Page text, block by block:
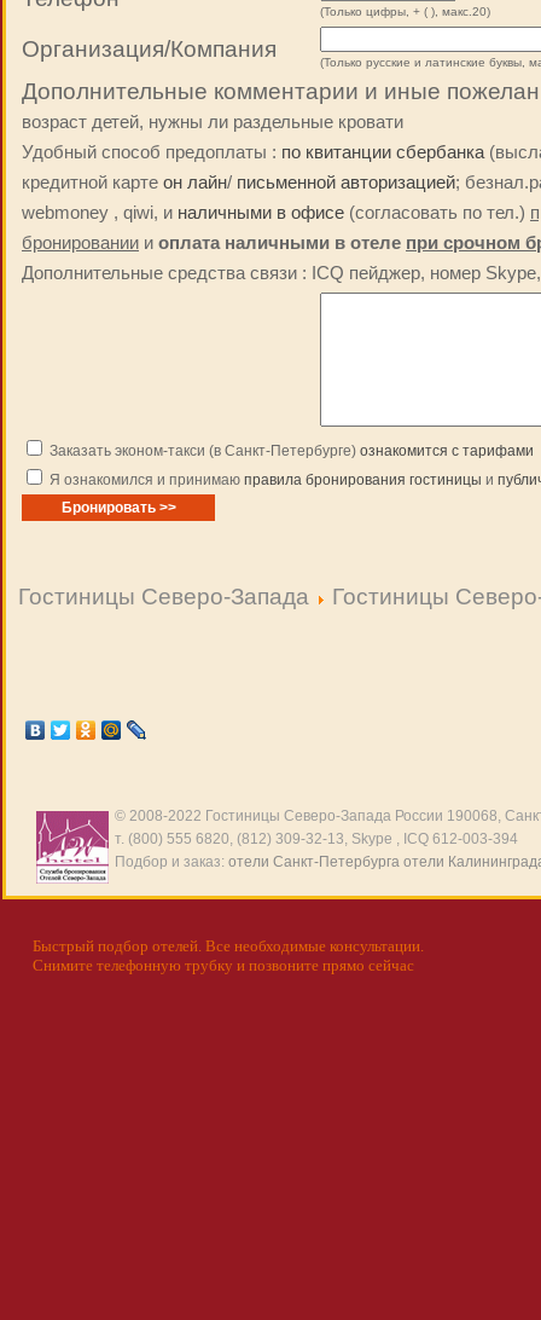
(Только цифры, + ( ), макс.20)
Организация/Компания
(Только русские и латинские буквы,
Дополнительные комментарии и иные
возраст детей, нужны ли раздельные кровати
Удобный способ предоплаты : по квитанции сбербанка
кредитной карте он лайн/ письменной авторизацией;
webmoney , qiwi, и наличными в офисе (согласовать по тел.)
бронировании и оплата наличными в отеле при срочном
Дополнительные средства связи : ICQ пейджер, номер
Заказать эконом-такси (в Санкт-Петербурге) ознакомится с тарифами
Я ознакомился и принимаю правила бронирования гостиницы и
Гостиницы Северо-Запада Гостиницы
© 2008-2022 Гостиницы Северо-Запада России 190068,
т. (800) 555 6820, (812) 309-32-13, Skype , ICQ 612-003-394
Подбор и заказ: отели Санкт-Петербурга отели
Быстрый подбор отелей. Все необходимые консультации.
Снимите телефонную трубку и позвоните прямо сейчас